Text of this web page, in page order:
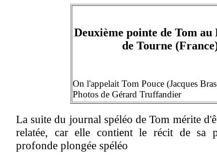
Deuxième pointe de Tom
de Tourne
On l'appelait Tom Pouce (Jacques
Photos de Gérard Truffandier
La suite du journal spéléo de Tom mérite
relatée, car elle contient le récit de sa
profonde plongée spéléo